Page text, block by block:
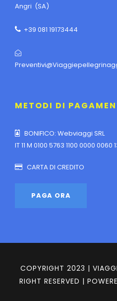
Angri (SA)
+39 081 19173444
METODI DI
BONIFICO: Webviaggi SRL
IT 11 M 0100 5763 1100 0000 0060
CARTA DI CREDITO
COPYRIGHT 2023 |
RIGHT RESERVED |